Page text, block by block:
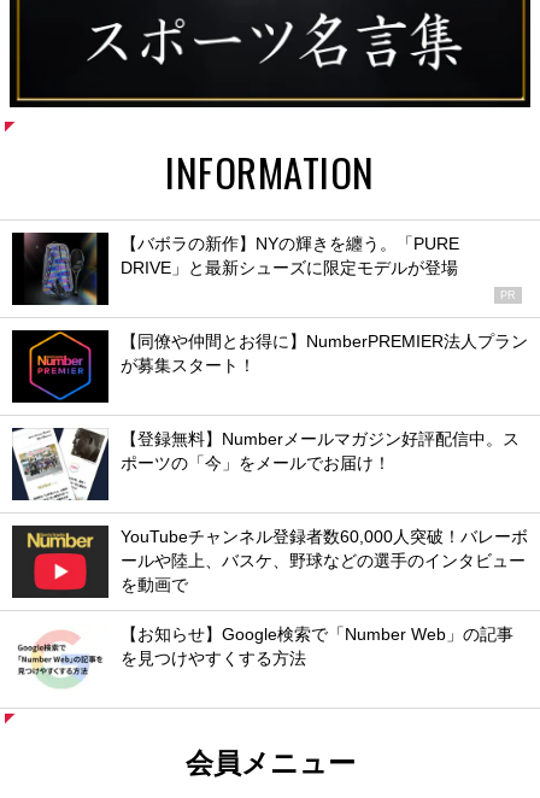
INFORMATION
【バボラの新作】NYの輝きを纏う。「PURE
DRIVE」と最新シューズに限定モデルが登場
PR
【同僚や仲間とお得に】NumberPREMIER法人プラン
が募集スタート！
【登録無料】Numberメールマガジン好評配信中。ス
ポーツの「今」をメールでお届け！
YouTubeチャンネル登録者数60,000人突破！バレーボ
ールや陸上、バスケ、野球などの選手のインタビュー
を動画で
【お知らせ】Google検索で「Number Web」の記事
を見つけやすくする方法
会員メニュー